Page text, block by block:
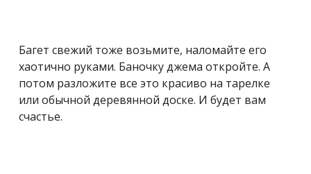
Багет свежий тоже возьмите, наломайте его
хаотично руками. Баночку джема откройте. А
потом разложите все это красиво на тарелке
или обычной деревянной доске. И будет вам
счастье.